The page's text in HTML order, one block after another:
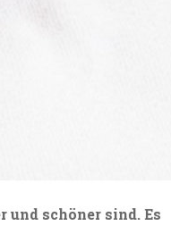
und schöner sind. Es